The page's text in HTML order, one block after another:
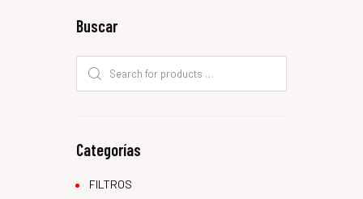
Buscar
Categorías
FILTROS